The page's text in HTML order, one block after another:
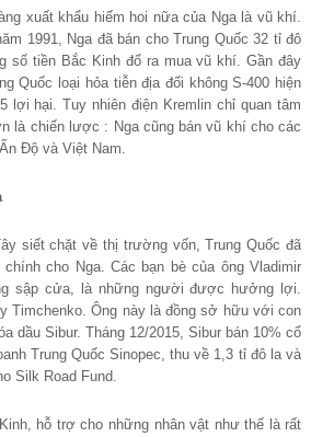
xuất khẩu hiếm hoi nữa của Nga là vũ khí.
1991, Nga đã bán cho Trung Quốc 32 tỉ đô
số tiền Bắc Kinh đổ ra mua vũ khí. Gần đây
Quốc loại hỏa tiễn địa đối không S-400 hiện
lợi hại. Tuy nhiên điện Kremlin chỉ quan tâm
là chiến lược : Nga cũng bán vũ khí cho các
Độ và Việt Nam.
siết chặt về thị trường vốn, Trung Quốc đã
cho Nga. Các bạn bè của ông Vladimir
sập cửa, là những người được hưởng lợi.
Timchenko. Ông này là đồng sở hữu với con
dầu Sibur. Tháng 12/2015, Sibur bán 10% cổ
Trung Quốc Sinopec, thu về 1,3 tỉ đô la và
Silk Road Fund.
hỗ trợ cho những nhân vật như thế là rất